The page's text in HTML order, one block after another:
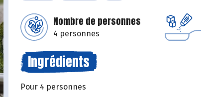
Nombre de personnes
4 personnes
Ingrédients
Pour 4 personnes